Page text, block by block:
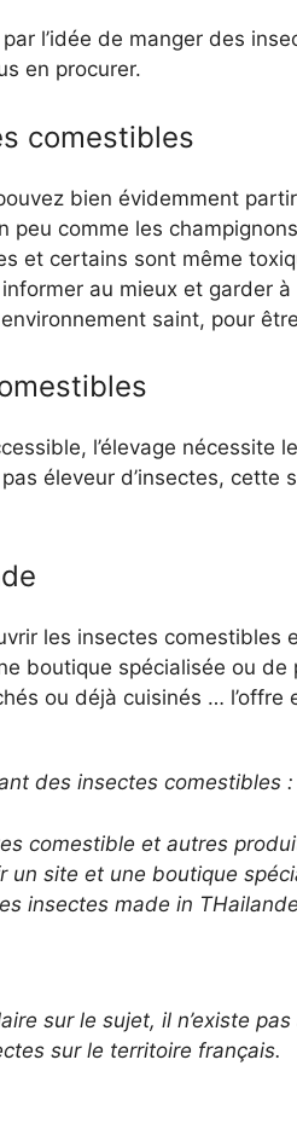
l’idée de manger des
en procurer.
comestibles
bien évidemment
peu comme les
et certains sont même
au mieux et garder à
saint, pour
l’élevage nécessite
éleveur d’insectes,
les insectes comestibles
boutique spécialisée ou
ou déjà cuisinés …
des insectes comestibles :
comestible et autres
site et une boutique
insectes made in
sur le sujet, il n’existe
sur le territoire français.